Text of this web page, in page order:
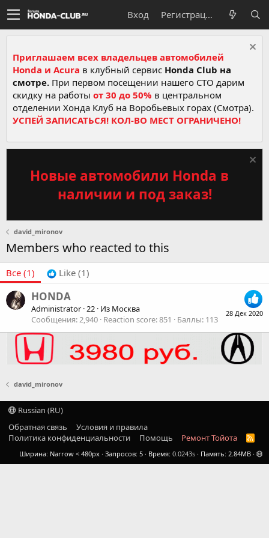
Вход Регистрация
Приглашаем всех владельцев автомобилей
Honda и Acura в клубный сервис Honda Club на
смотре. При первом посещении нашего СТО дарим
скидку на работы от 30 до 50% в центральном
отделении Хонда Клуб на Воробьевых горах (Смотра).
УСПЕЙ ЗАПИСАТЬСЯ! КОЛ-ВО МЕСТ ОГРАНИЧЕНО!
Новые автомобили Honda в
наличии и под заказ!
david_mironov
Members who reacted to this
Все (1) Like (1)
28 Дек 2020
HONDA
Administrator ·22 · Из Москва
Сообщения 2,940 Reaction score 851 Баллы 113
david_mironov
Russian (RU)
Обратная связь
Условия и правила
Политика конфиденциальности
Помощь Ремонт Тойота
R
S
Ширина Запросов 5 Время 0.0243s Память 2.84MB